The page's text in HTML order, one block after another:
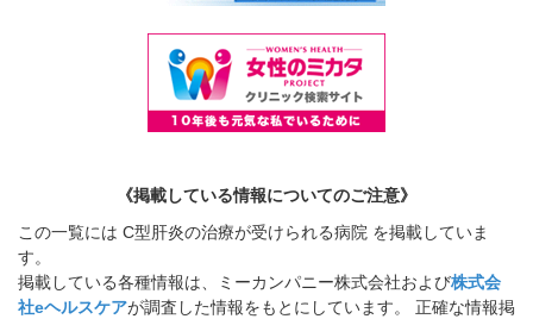
《掲載している情報についてのご注意》
この一覧には C型肝炎の治療が受けられる病院 を掲載していま
す。
掲載している各種情報は、ミーカンパニー株式会社および株式会
社eヘルスケアが調査した情報をもとにしています。 正確な情報掲